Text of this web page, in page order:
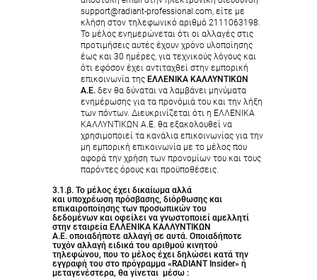
support@radiant-professional.com, είτε με
κλήση στον τηλεφωνικό αριθμό 2111063198.
Το μέλος ενημερώνεται ότι οι αλλαγές στις
προτιμήσεις αυτές έχουν χρόνο υλοποίησης
έως και 30 ημέρες, για τεχνικούς λόγους και
ότι εφόσον έχει αντιταχθεί στην εμπορική
επικοινωνία τηςΕΛΛΕΝΙΚΑ ΚΑΛΛΥΝΤΙΚΩΝ
Α.Ε. δεν θα δύναται να λαμβάνει μηνύματα
ενημέρωσης για τα προνόμιά του και την λήξη
των πόντων. Διευκρινίζεται ότι η ΕΛΛΕΝΙΚΑ
ΚΑΛΛΥΝΤΙΚΩΝ Α.Ε. θα εξακολουθεί να
χρησιμοποιεί τα κανάλια επικοινωνίας για την
μη εμπορική επικοινωνία με το μέλος που
αφορά την χρήση των προνομίων του και τους
παρόντες όρους και προϋποθέσεις.
3.1.β. Το μέλος έχει δικαίωμα αλλά
και υποχρέωση πρόσβασης, διόρθωσης και
επικαιροποίησης των προσωπικών του
δεδομένων και οφείλει να γνωστοποιεί αμελλητί
στην εταιρεία ΕΛΛΕΝΙΚΑ ΚΑΛΛΥΝΤΙΚΩΝ
Α.Ε. οποιαδήποτε αλλαγή σε αυτά. Οποιαδήποτε
τυχόν αλλαγή ειδικά του αριθμού κινητού
τηλεφώνου, που το μέλος έχει δηλώσει κατά την
εγγραφή του στο πρόγραμμα «RADIANT Insider» ή
μεταγενέστερα, θα γίνεται μέσω :